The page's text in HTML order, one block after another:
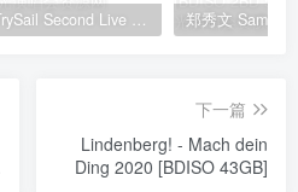
下一篇
Lindenberg! - Mach dein
Ding 2020 [BDISO 43GB]